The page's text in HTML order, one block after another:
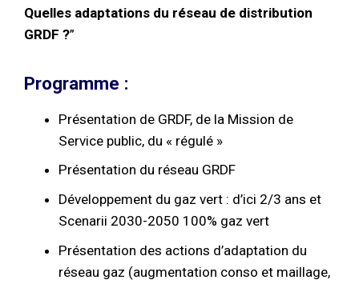
Quelles adaptations du réseau de distribution
GRDF ?”
Programme :
Présentation de GRDF, de la Mission de
Service public, du « régulé »
Présentation du réseau GRDF
Développement du gaz vert : d’ici 2/3 ans et
Scenarii 2030-2050 100% gaz vert
Présentation des actions d’adaptation du
réseau gaz (augmentation conso et maillage,